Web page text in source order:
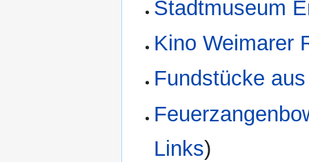
Stadtmuseum
Kino Weimarer
Fundstücke
Links)